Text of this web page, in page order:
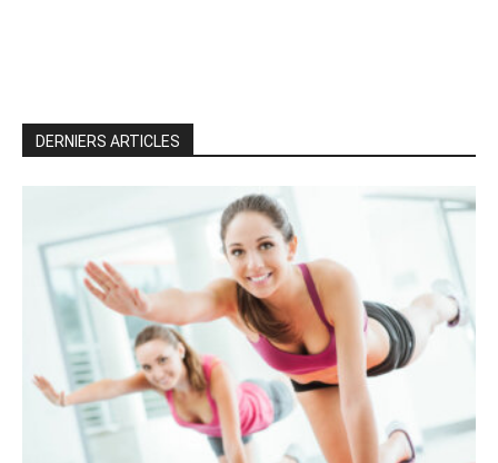
DERNIERS ARTICLES